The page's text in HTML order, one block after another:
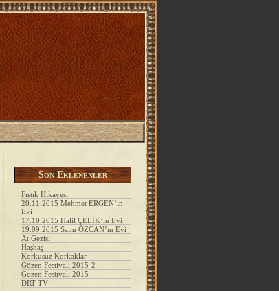
Son Eklenenler
Fıstık Hikayesi
20.11.2015 Mehmet ERGEN’in
Evi
17.10.2015 Halil ÇELİK’in Evi
19.09.2015 Saim ÖZCAN’ın Evi
At Gezisi
Haşhaş
Korkusuz Korkaklar
Gözen Festivali 2015-2
Gözen Festivali 2015
DRT TV